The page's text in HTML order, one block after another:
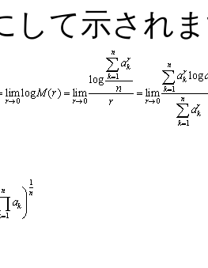
して示され